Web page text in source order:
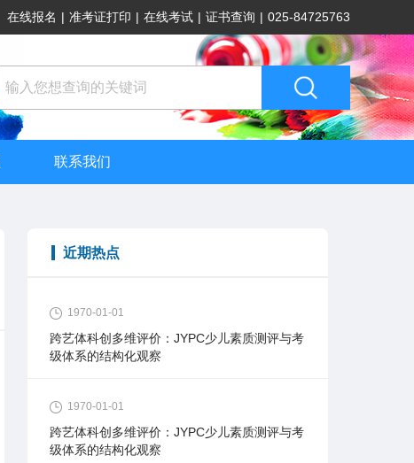
在线报名 | 准考证打印 | 在线考试 | 证书查询 | 025-84725763
联系我们
近期热点
1970-01-01
跨艺体科创多维评价：JYPC少儿素质测评与考
级体系的结构化观察
1970-01-01
跨艺体科创多维评价：JYPC少儿素质测评与考
级体系的结构化观察